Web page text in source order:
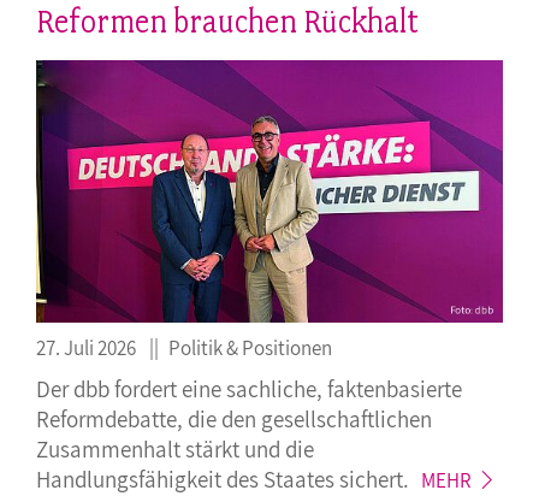
Reformen brauchen Rückhalt
27. Juli 2026 Politik & Positionen
Der dbb fordert eine sachliche, faktenbasierte
Reformdebatte, die den gesellschaftlichen
Zusammenhalt stärkt und die
Handlungsfähigkeit des Staatessichert. MEHR